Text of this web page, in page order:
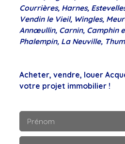
Courrières, Harnes,
Vendin le Vieil, Wingles,
Annœullin, Carnin, Camphin
Phalempin, La Neuville,
Acheter, vendre, louer
votre projet immobilier !
Prénom